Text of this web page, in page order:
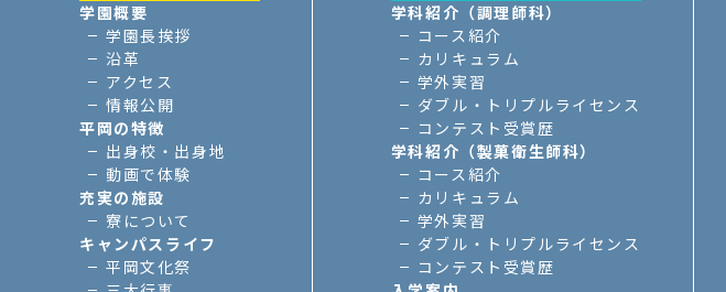
学園概要
学園長挨拶
沿革
アクセス
情報公開
平岡の特徴
出身校・出身地
動画で体験
充実の施設
寮について
キャンパスライフ
平岡文化祭
学科紹介（調理師科）
コース紹介
カリキュラム
学外実習
ダブル・トリプルライセンス
コンテスト受賞歴
学科紹介（製菓衛生師科）
コース紹介
カリキュラム
学外実習
ダブル・トリプルライセンス
コンテスト受賞歴